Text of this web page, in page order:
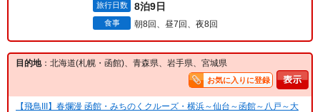
旅行日数 8泊9日
食事 朝8回、昼7回、夜8回
目的地：北海道(札幌・函館)、青森県、岩手県、宮城県
お気に入りに登録
【飛鳥III】春爛漫 函館・みちのくクルーズ・横浜～仙台～函館～八戸～大